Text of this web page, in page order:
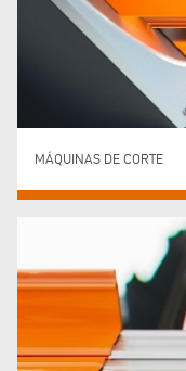
MÁQUINAS DE CORTE